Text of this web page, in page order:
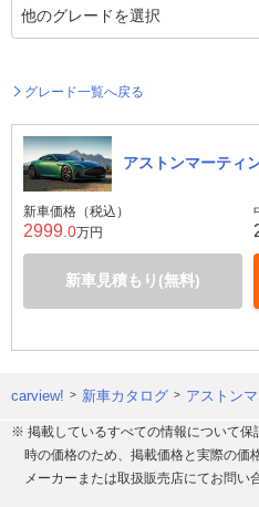
グレード一覧へ戻る
アストンマーティ
新車価格（税込）
2999 .0万円
新車見積もり(無料)
carview! 新車カタログ アストン
※ 掲載しているすべての情報について
時の価格のため、掲載価格と実際の価
メーカーまたは取扱販売店にてお問い